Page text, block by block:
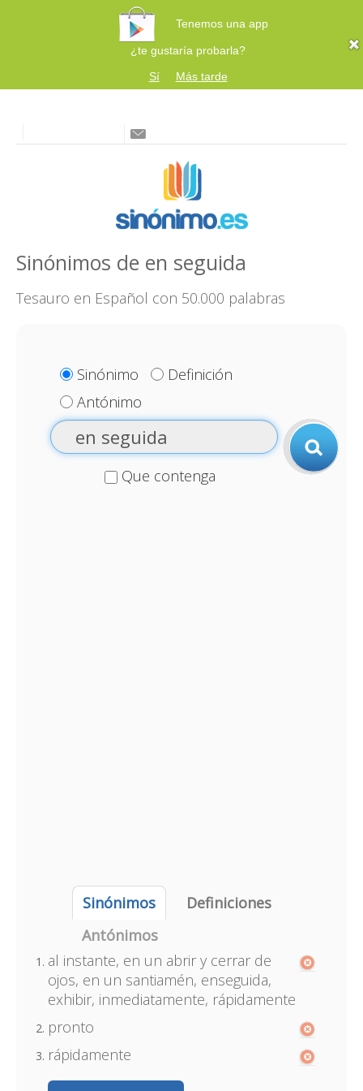
Tenemos una app
¿te gustaría probarla?
Sí
Más tarde
Sinónimos de en seguida
Tesauro en Español con 50.000 palabras
Sinónimo
Definición
Antónimo
Que contenga
Sinónimos
Definiciones
Antónimos
al instante, en un abrir y cerrar de
ojos, en un santiamén, enseguida,
exhibir, inmediatamente, rápidamente
pronto
rápidamente